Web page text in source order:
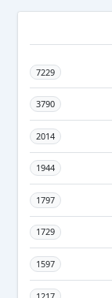
7229
3790
2014
1944
1797
1729
1597